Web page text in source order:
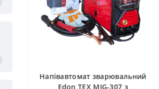
Напівавтомат зварювальний
Edon TEX MIG-307 з